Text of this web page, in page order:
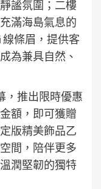
謐氛圍；二樓
滿海島氣息的
條眉，提供客
為兼具自然、
，推出限時優惠
額，即可獲贈
版精美飾品乙
間，陪伴更多
潤堅韌的獨特